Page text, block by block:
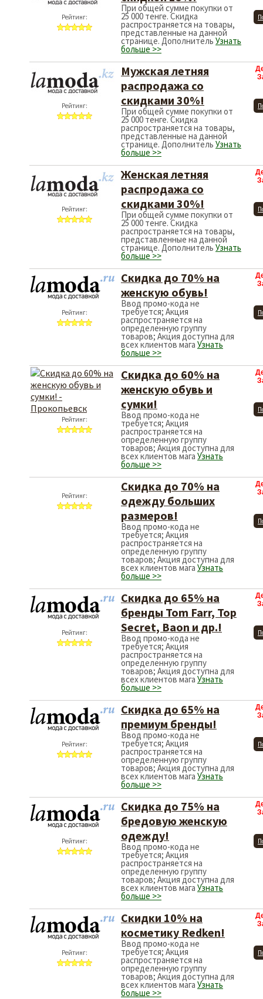
Рейтинг:
При общей сумме покупки от
25 000 тенге. Скидка
распространяется на товары,
представленные на данной
странице. Дополнитель Узнать
больше >>
Рейтинг:
Мужская летняя
распродажа со
скидками 30%!
При общей сумме покупки от
25 000 тенге. Скидка
распространяется на товары,
представленные на данной
странице. Дополнитель Узнать
больше >>
Рейтинг:
Женская летняя
распродажа со
скидками 30%!
При общей сумме покупки от
25 000 тенге. Скидка
распространяется на товары,
представленные на данной
странице. Дополнитель Узнать
больше >>
Рейтинг:
Скидка до 70% на
женскую обувь!
Ввод промо-кода не
требуется; Акция
распространяется на
определенную группу
товаров; Акция доступна для
всех клиентов мага Узнать
больше >>
Рейтинг:
Скидка до 60% на
женскую обувь и
сумки!
Ввод промо-кода не
требуется; Акция
распространяется на
определенную группу
товаров; Акция доступна для
всех клиентов мага Узнать
больше >>
Рейтинг:
Скидка до 70% на
одежду больших
размеров!
Ввод промо-кода не
требуется; Акция
распространяется на
определенную группу
товаров; Акция доступна для
всех клиентов мага Узнать
больше >>
Рейтинг:
Скидка до 65% на
бренды Tom Farr, Top
Secret, Baon и др.!
Ввод промо-кода не
требуется; Акция
распространяется на
определенную группу
товаров; Акция доступна для
всех клиентов мага Узнать
больше >>
Рейтинг:
Скидка до 65% на
премиум бренды!
Ввод промо-кода не
требуется; Акция
распространяется на
определенную группу
товаров; Акция доступна для
всех клиентов мага Узнать
больше >>
Рейтинг:
Скидка до 75% на
бредовую женскую
одежду!
Ввод промо-кода не
требуется; Акция
распространяется на
определенную группу
товаров; Акция доступна для
всех клиентов мага Узнать
больше >>
Рейтинг:
Скидки 10% на
косметику Redken!
Ввод промо-кода не
требуется; Акция
распространяется на
определенную группу
товаров; Акция доступна для
всех клиентов мага Узнать
больше >>